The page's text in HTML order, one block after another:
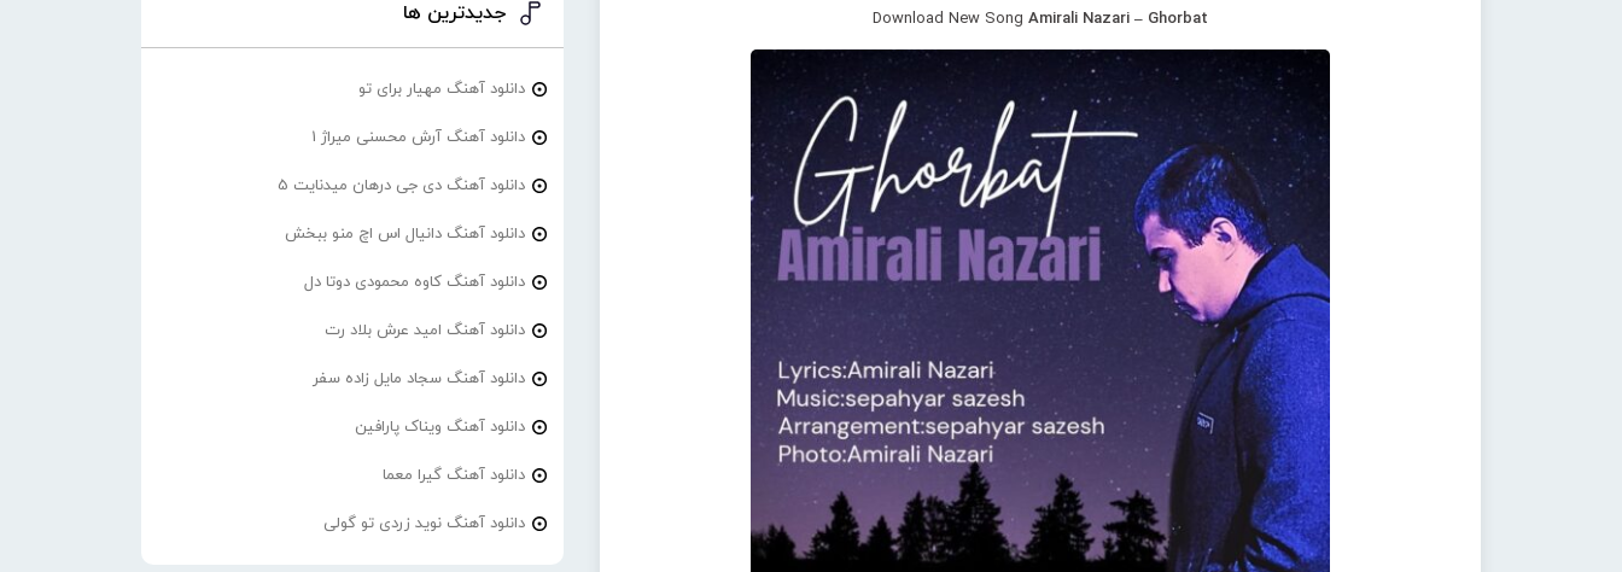
Download New Song Amirali Nazari – Ghorbat جدیدترین ها
دانلود آهنگ مهیار برای تو
دانلود آهنگ آرش محسنی میراژ 1
دانلود آهنگ دی جی درهان میدنایت 5
دانلود آهنگ دانیال اس اچ منو ببخش
دانلود آهنگ کاوه محمودی دوتا دل
دانلود آهنگ امید عرش بلاد رت
دانلود آهنگ سجاد مایل زاده سفر
دانلود آهنگ ویناک پارافین
دانلود آهنگ گیرا معما
دانلود آهنگ نوید زردی تو گولی